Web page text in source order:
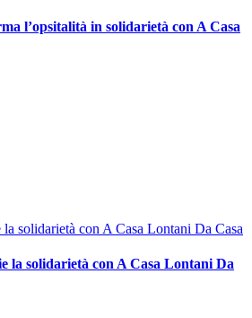
l’opsitalità in solidarietà con A Casa
solidarietà con A Casa Lontani Da Casa
la solidarietà con A Casa Lontani Da